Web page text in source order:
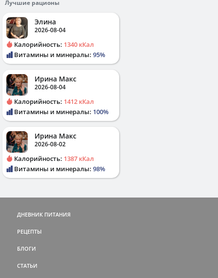
Лучшие рационы
Элина
2026-08-04
Калорийность: 1340 кКал
Витамины и минералы: 95%
Ирина Макс
2026-08-04
Калорийность: 1412 кКал
Витамины и минералы: 100%
Ирина Макс
2026-08-02
Калорийность: 1387 кКал
Витамины и минералы: 98%
ДНЕВНИК ПИТАНИЯ
РЕЦЕПТЫ
БЛОГИ
СТАТЬИ